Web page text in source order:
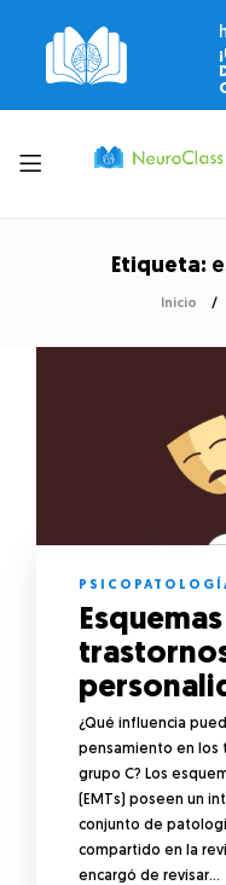
Toggle
menu
Etiqueta:
Inicio
¿Qué influencia
pensamiento en los
grupo C? Los
(EMTs) poseen un
conjunto de
compartido en la
encargó de revisar…